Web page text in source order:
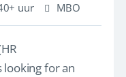
uur MBO
looking for an